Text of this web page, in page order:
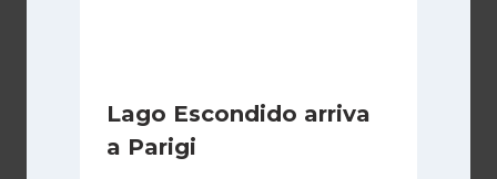
Lago Escondido arriva
a Parigi